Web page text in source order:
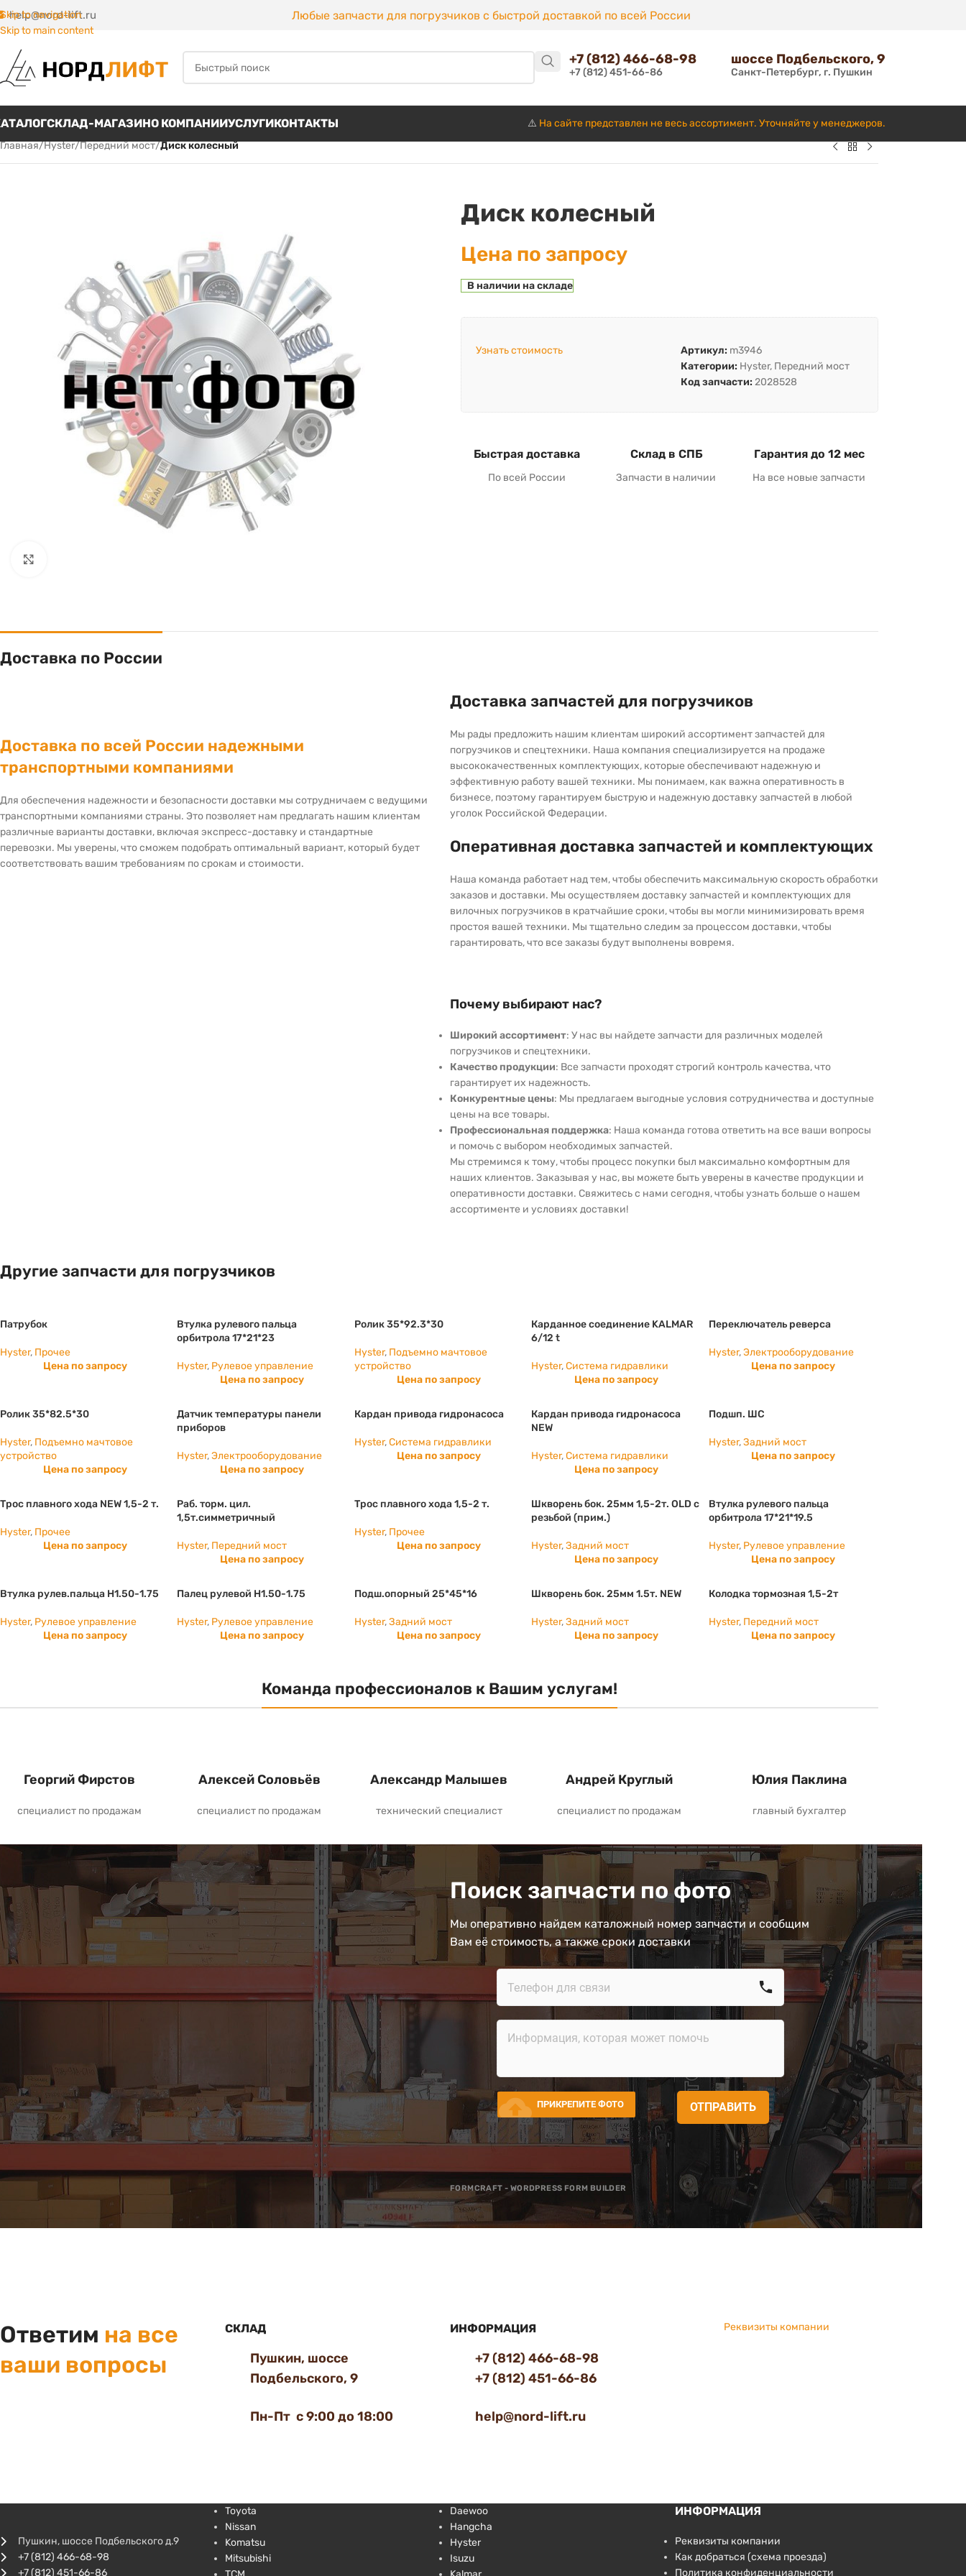
Skip to navigation
Skip to main content
help@nord-lift.ru Любые запчасти для погрузчиков с быстрой доставкой по всей России
+7 (812) 466-68-98
+7 (812) 451-66-86
шоссе Подбельского, 9
Санкт-Петербург, г. Пушкин
СКЛАД-МАГАЗИНО КОМПАНИИУСЛУГИКОНТАКТЫ ⚠️ На сайте представлен не весь ассортимент. Уточняйте у менеджеров.
Главная/Hyster/Передний мост/Диск колесный
Диск колесный
Цена по запросу
В наличии на складе
Узнать стоимость Артикул: m3946
Категории: Hyster, Передний мост
Код запчасти: 2028528
Быстрая доставка
По всей России
Склад в СПБ
Запчасти в наличии
Гарантия до 12 мес
На все новые запчасти
Доставка по России
Доставка по всей России надежными
транспортными компаниями
Для обеспечения надежности и безопасности доставки мы сотрудничаем с ведущими
транспортными компаниями страны. Это позволяет нам предлагать нашим клиентам
различные варианты доставки, включая экспресс-доставку и стандартные
перевозки. Мы уверены, что сможем подобрать оптимальный вариант, который будет
соответствовать вашим требованиям по срокам и стоимости.
Доставка запчастей для погрузчиков
Мы рады предложить нашим клиентам широкий ассортимент запчастей для
погрузчиков и спецтехники. Наша компания специализируется на продаже
высококачественных комплектующих, которые обеспечивают надежную и
эффективную работу вашей техники. Мы понимаем, как важна оперативность в
бизнесе, поэтому гарантируем быструю и надежную доставку запчастей в любой
уголок Российской Федерации.
Оперативная доставка запчастей и комплектующих
Наша команда работает над тем, чтобы обеспечить максимальную скорость обработки
заказов и доставки. Мы осуществляем доставку запчастей и комплектующих для
вилочных погрузчиков в кратчайшие сроки, чтобы вы могли минимизировать время
простоя вашей техники. Мы тщательно следим за процессом доставки, чтобы
гарантировать, что все заказы будут выполнены вовремя.
Почему выбирают нас?
Широкий ассортимент: У нас вы найдете запчасти для различных моделей
погрузчиков и спецтехники.
Качество продукции: Все запчасти проходят строгий контроль качества, что
гарантирует их надежность.
Конкурентные цены: Мы предлагаем выгодные условия сотрудничества и доступные
цены на все товары.
Профессиональная поддержка: Наша команда готова ответить на все ваши вопросы
и помочь с выбором необходимых запчастей.
Мы стремимся к тому, чтобы процесс покупки был максимально комфортным для
наших клиентов. Заказывая у нас, вы можете быть уверены в качестве продукции и
оперативности доставки. Свяжитесь с нами сегодня, чтобы узнать больше о нашем
ассортименте и условиях доставки!
Другие запчасти для погрузчиков
Патрубок
Hyster, Прочее
Цена по запросу
Втулка рулевого пальца
орбитрола 17*21*23
Hyster, Рулевое управление
Цена по запросу
Ролик 35*92.3*30
Hyster, Подъемно мачтовое
устройство
Цена по запросу
Карданное соединение KALMAR
6/12 t
Hyster,Система гидравлики
Цена по запросу
Переключатель реверса
Hyster, Электрооборудование
Цена по запросу
Ролик 35*82.5*30
Hyster, Подъемно мачтовое
устройство
Цена по запросу
Датчик температуры панели
приборов
Hyster,Электрооборудование
Цена по запросу
Кардан привода гидронасоса
Hyster,Система гидравлики
Цена по запросу
Кардан привода гидронасоса
NEW
Hyster,Система гидравлики
Цена по запросу
Подшп. ШС
Hyster, Задний мост
Цена по запросу
Трос плавного хода NEW 1,5-2 т.
Hyster, Прочее
Цена по запросу
Раб. торм. цил.
1,5т.симметричный
Hyster, Передний мост
Цена по запросу
Трос плавного хода 1,5-2 т.
Hyster, Прочее
Цена по запросу
Шкворень бок. 25мм 1,5-2т. OLD с
резьбой (прим.)
Hyster,Задний мост
Цена по запросу
Втулка рулевого пальца
орбитрола 17*21*19.5
Hyster, Рулевое управление
Цена по запросу
Втулка рулев.пальца H1.50-1.75
Hyster, Рулевое управление
Цена по запросу
Палец рулевой H1.50-1.75
Hyster, Рулевое управление
Цена по запросу
Подш.опорный 25*45*16
Hyster,Задний мост
Цена по запросу
Шкворень бок. 25мм 1.5т. NEW
Hyster,Задний мост
Цена по запросу
Колодка тормозная 1,5-2т
Hyster, Передний мост
Цена по запросу
Команда профессионалов к Вашим услугам!
Георгий Фирстов
специалист по продажам
Алексей Соловьёв
специалист по продажам
Александр Малышев
технический специалист
Андрей Круглый
специалист по продажам
Юлия Паклина
главный бухгалтер
Поиск запчасти по фото
Мы оперативно найдем каталожный номер запчасти и сообщим
Вам её стоимость, а также сроки доставки
call
cloud_upload ПРИКРЕПИТЕ ФОТО ОТПРАВИТЬ
FORMCRAFT - WORDPRESS FORM BUILDER
Ответим на все
ваши вопросы
СКЛАД
Пушкин, шоссе
Подбельского, 9
Пн-Пт с 9:00 до 18:00
ИНФОРМАЦИЯ
+7 (812) 466-68-98
+7 (812) 451-66-86
help@nord-lift.ru
Реквизиты компании
Пушкин, шоссе Подбельского д.9
+7 (812) 466-68-98
+7 (812) 451-66-86
Toyota
Nissan
Komatsu
Mitsubishi
Daewoo
Hangcha
Hyster
Isuzu
ИНФОРМАЦИЯ
Реквизиты компании
Как добраться (схема проезда)
Политика конфиденциальности